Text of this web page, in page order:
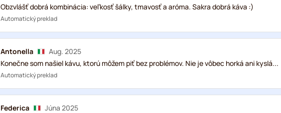
Obzvlášť dobrá kombinácia: veľkosť šálky, tmavosť a aróma. Sakra dobrá káva :)
Automatický preklad
Antonella
Aug. 2025
Konečne som našiel kávu, ktorú môžem piť bez problémov. Nie je vôbec horká ani kyslá...
Automatický preklad
Federica
Júna 2025